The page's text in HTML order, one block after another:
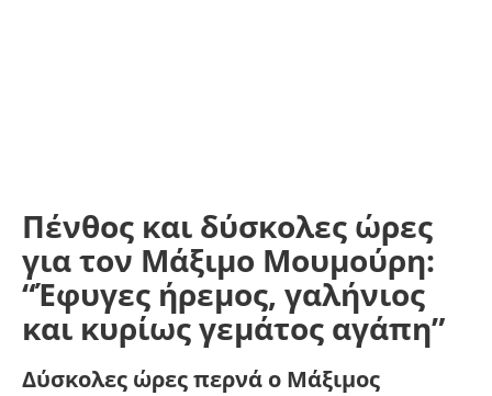
Πένθος και δύσκολες ώρες
για τον Μάξιμο Μουμούρη:
“Έφυγες ήρεμος, γαλήνιος
και κυρίως γεμάτος αγάπη”
Δύσκολες ώρες περνά ο Μάξιμος